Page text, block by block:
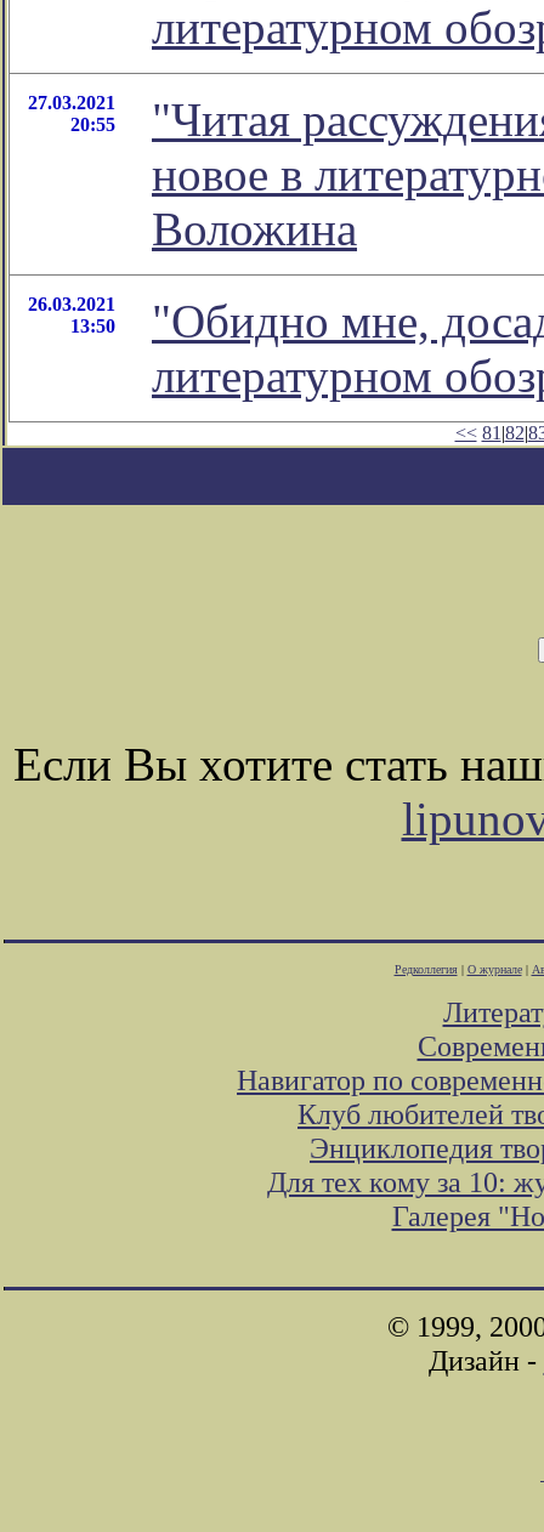
литературном
27.03.2021
20:55
"Читая
новое в
Воложина
26.03.2021
13:50
"Обидно мне,
литературном
<< 81 |82|
Если Вы хотите стать
Редколлегия| О журнале|
Навигатор по
Клуб любителей
Энциклопедия
Для тех кому за 10:
Галерея
© 1999,
Дизайн -